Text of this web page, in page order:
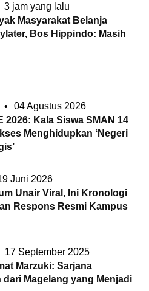
3 jam yang lalu
Masyarakat Belanja
Bos Hippindo: Masih
•
04 Agustus 2026
2026: Kala Siswa SMAN 14
Menghidupkan ‘Negeri
Juni 2026
Unair Viral, Ini Kronologi
Respons Resmi Kampus
17 September 2025
Marzuki: Sarjana
dari Magelang yang Menjadi